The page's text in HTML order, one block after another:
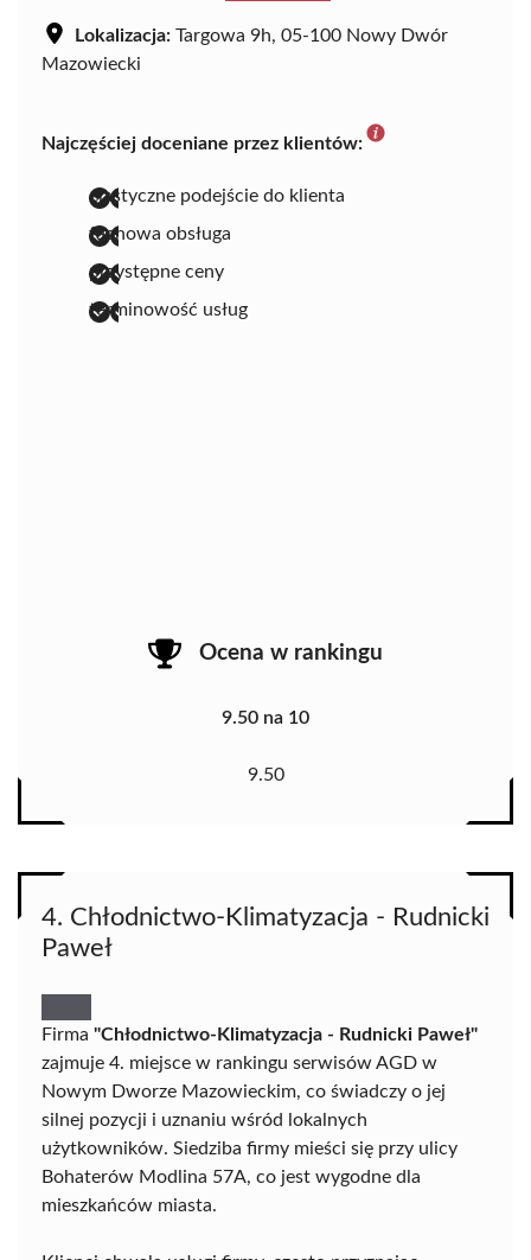
Lokalizacja: Targowa 9h, 05-100 Nowy Dwór
Mazowiecki
Najczęściej doceniane przez klientów:
elastyczne podejście do klienta
fachowa obsługa
przystępne ceny
terminowość usług
Ocena w rankingu
9.50 na 10
9.50
4. Chłodnictwo-Klimatyzacja - Rudnicki
Paweł
Firma "Chłodnictwo-Klimatyzacja - Rudnicki Paweł"
zajmuje 4. miejsce w rankingu serwisów AGD w
Nowym Dworze Mazowieckim, co świadczy o jej
silnej pozycji i uznaniu wśród lokalnych
użytkowników. Siedziba firmy mieści się przy ulicy
Bohaterów Modlina 57A, co jest wygodne dla
mieszkańców miasta.